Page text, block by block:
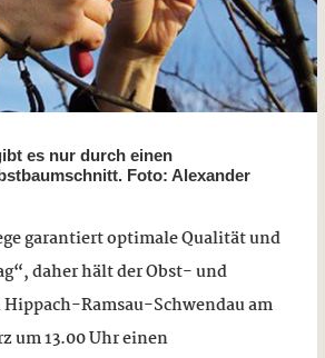
es nur durch einen
Foto: Alexander
garantiert optimale Qualität und
daher hält der Obst- und
Ramsau-Schwendau am
um 13.00 Uhr einen